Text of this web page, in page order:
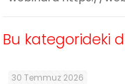
Bu kategorideki
30 Temmuz 2026